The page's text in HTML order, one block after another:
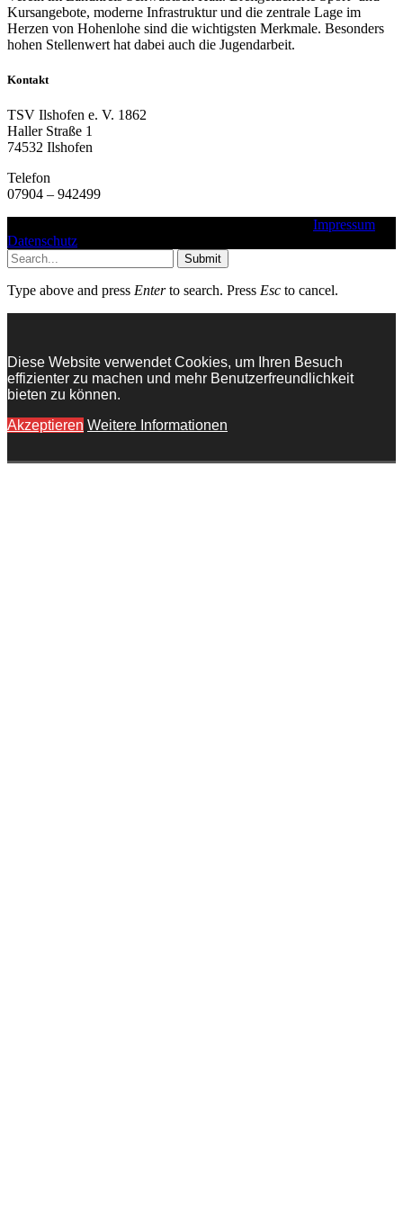
Kursangebote, moderne Infrastruktur und die zentrale Lage im
Herzen von Hohenlohe sind die wichtigsten Merkmale. Besonders
hohen Stellenwert hat dabei auch die Jugendarbeit.
Kontakt
TSV Ilshofen e. V. 1862
Haller Straße 1
74532 Ilshofen
Telefon
07904 – 942499
Impressum
Datenschutz
Submit
Type above and press Enterto search. Press Esc to cancel.
Diese Website verwendet Cookies, um Ihren Besuch
effizienter zu machen und mehr Benutzerfreundlichkeit
bieten zu können.
Akzeptieren Weitere Informationen